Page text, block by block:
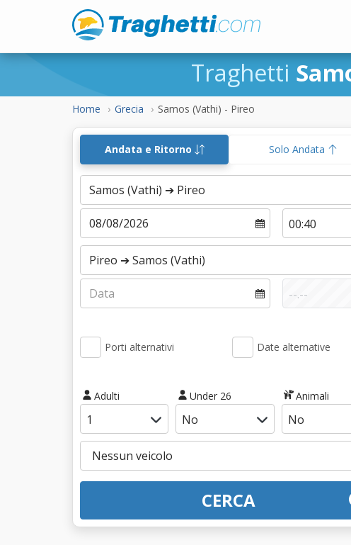
Traghetti
Home Grecia Samos (Vathi) - Pireo
Andata e Ritorno Solo Andata
Porti alternativi Date alternative
Adulti Under 26 Animali
CERCA